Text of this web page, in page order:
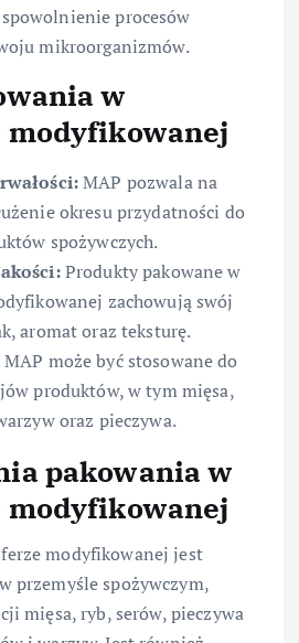
procesów
mikroorganizmów.
w
modyfikowanej
MAP pozwala na
okresu przydatności do
spożywczych.
Produkty pakowane w
zachowują swój
aromat oraz teksturę.
MAP może być stosowane do
produktów, w tym mięsa,
oraz pieczywa.
pakowania w
modyfikowanej
modyfikowanej jest
przemyśle spożywczym,
mięsa, ryb, serów, pieczywa